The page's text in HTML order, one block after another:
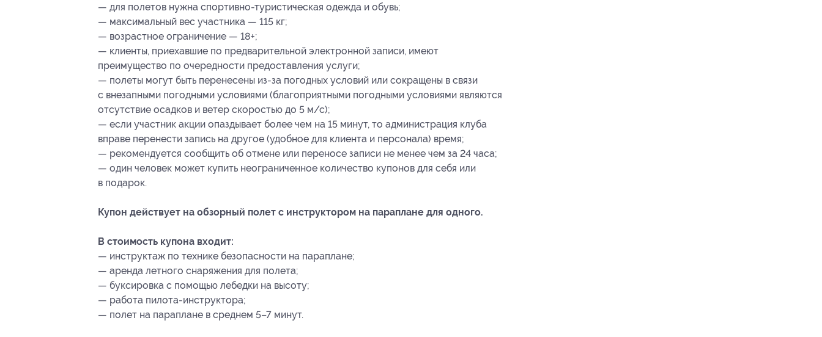
— для полетов нужна спортивно-туристическая одежда и обувь;
— максимальный вес участника — 115 кг;
— возрастное ограничение — 18+;
— клиенты, приехавшие по предварительной электронной записи, имеют
преимущество по очередности предоставления услуги;
— полеты могут быть перенесены из-за погодных условий или сокращены в связи
с внезапными погодными условиями (благоприятными погодными условиями являются
отсутствие осадков и ветер скоростью до 5 м/с);
— если участник акции опаздывает более чем на 15 минут, то администрация клуба
вправе перенести запись на другое (удобное для клиента и персонала) время;
— рекомендуется сообщить об отмене или переносе записи не менее чем за 24 часа;
— один человек может купить неограниченное количество купонов для себя или
в подарок.
Купон действует на обзорный полет с инструктором на параплане для одного.
В стоимость купона входит:
— инструктаж по технике безопасности на параплане;
— аренда летного снаряжения для полета;
— буксировка с помощью лебедки на высоту;
— работа пилота-инструктора;
— полет на параплане в среднем 5–7 минут.